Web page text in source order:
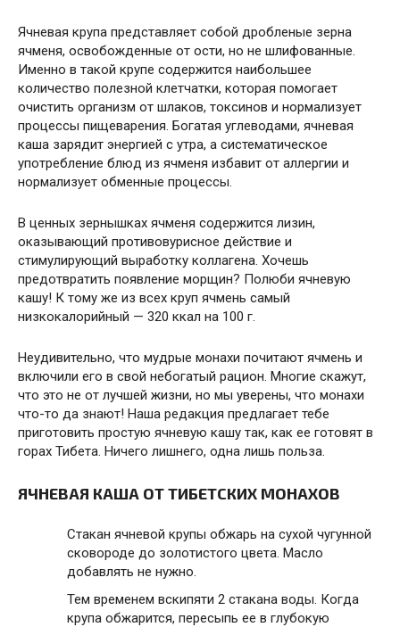
Ячневая крупа представляет собой дробленые зерна
ячменя, освобожденные от ости, но не шлифованные.
Именно в такой крупе содержится наибольшее
количество полезной клетчатки, которая помогает
очистить организм от шлаков, токсинов и нормализует
процессы пищеварения. Богатая углеводами, ячневая
каша зарядит энергией с утра, а систематическое
употребление блюд из ячменя избавит от аллергии и
нормализует обменные процессы.
В ценных зернышках ячменя содержится лизин,
оказывающий противовурисное действие и
стимулирующий выработку коллагена. Хочешь
предотвратить появление морщин? Полюби ячневую
кашу! К тому же из всех круп ячмень самый
низкокалорийный — 320 ккал на 100 г.
Неудивительно, что мудрые монахи почитают ячмень и
включили его в свой небогатый рацион. Многие скажут,
что это не от лучшей жизни, но мы уверены, что монахи
что-то да знают! Наша редакция предлагает тебе
приготовить простую ячневую кашу так, как ее готовят в
горах Тибета. Ничего лишнего, одна лишь польза.
ЯЧНЕВАЯ КАША ОТ ТИБЕТСКИХ МОНАХОВ
Стакан ячневой крупы обжарь на сухой чугунной
сковороде до золотистого цвета. Масло
добавлять не нужно.
Тем временем вскипяти 2 стакана воды. Когда
крупа обжарится, пересыпь ее в глубокую